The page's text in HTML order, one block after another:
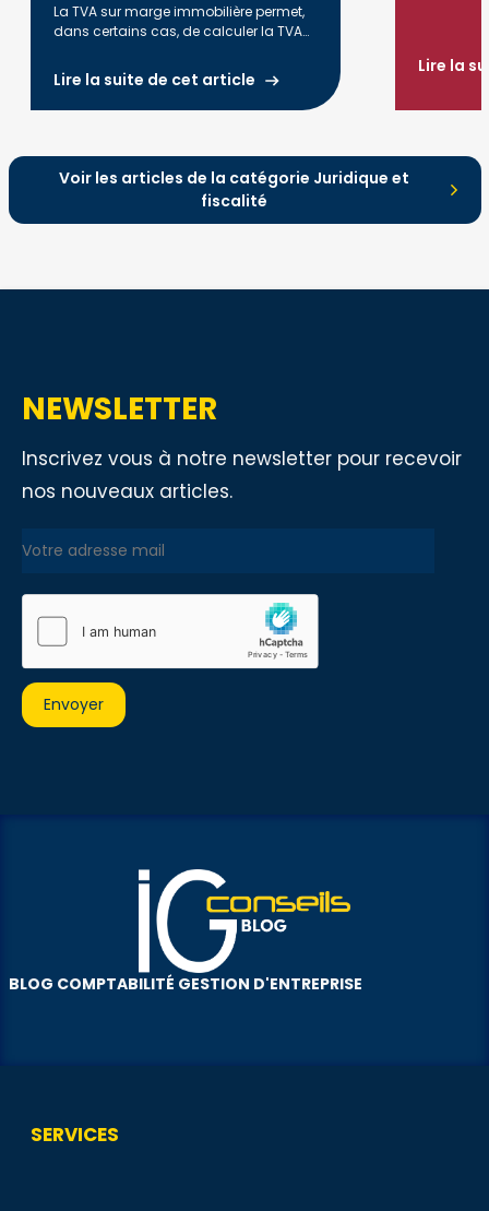
La TVA sur marge immobilière permet,
dans certains cas, de calculer la TVA
de la revente d'un bien. Découvrez les
conditions d'application, la méthode
de calcul, les principales règles fiscales
du 1er janvier 2027.
Lire la suite de cet article
Lire la
Voir les articles de la catégorie Juridique et
fiscalité
NEWSLETTER
Inscrivez vous à notre newsletter pour recevoir
nos nouveaux articles.
BLOG COMPTABILITÉ GESTION D'ENTREPRISE
SERVICES